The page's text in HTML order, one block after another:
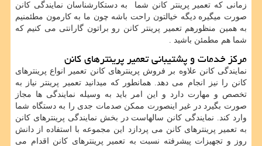
زمانی که تعمیر پرینتر کانن شما به دستکارشناسان نمایندگی کانن
صورت میگیره دیگه خیالتون راحت باشه چون ما به کارمون مطئمنیم
به همین منظورهم تعمیر پرینتر کانن رو براتون گارانتی می کنیم که
شما هم مطمئن باشید .
مرکز خدمات و پشتیبانی تعمیر پرینترهای کانن
نمایندگی کانن علاوه بر فروش پرینترهای کانن تعمیر انواع پرینترهای
کانن را نیز انجام می دهد. همانطور که میدانید تعمیر پرینتر نیاز به
تخصص و مهارت دارد و این امر باید به وسیله نمایندگی ها مجاز
صورت بگیرد در غیر اینصورت ممکن صدمات جدی را به دستگاه شما
وارد کند. نمایندگی کانن سالهاست در بخش نمایندگی پرینترهای کانن
به تعمیر پرینترهای کانن می پردازد این مجموعه با استفاده از دانش
روز و تجهیزات پیشرفته نسبت به تعمیر پرینترهای کانن اقدام می